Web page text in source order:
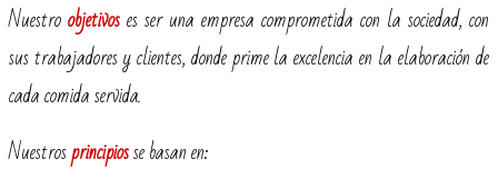
Nuestroobjetivoses ser una empresa comprometida con la sociedad, con
sus trabajadores y clientes, donde prime la excelencia en la elaboración de
cada comida servida.
Nuestrosprincipiosse basan en: